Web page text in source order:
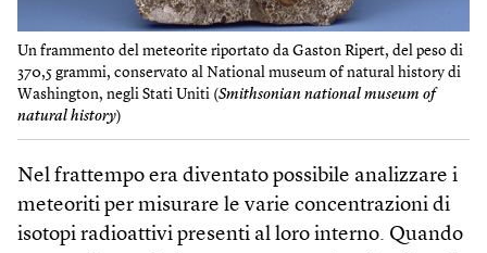
Un frammento del meteorite riportato da Gaston Ripert, del peso di
370,5 grammi, conservato al National museum of natural history di
Washing­ton, negli Stati Uniti (Smithsonian national museum of
natural history)
Nel frattempo era diventato possibile analizzare i
meteoriti per misurare le varie concentrazioni di
isotopi radioattivi presenti al loro interno. Quando